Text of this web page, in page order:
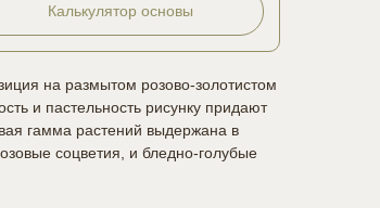
Калькулятор основы
на размытом розово-золотистом
и пастельность рисунку придают
гамма растений выдержана в
соцветия, и бледно-голубые